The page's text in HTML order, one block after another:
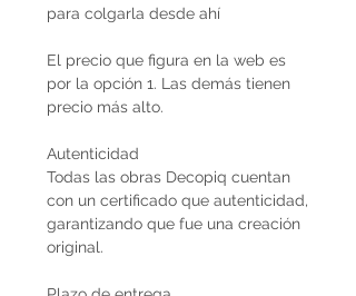
para colgarla desde ahí
El precio que figura en la web es
por la opción 1. Las demás tienen
precio más alto.
Autenticidad
Todas las obras Decopiq cuentan
con un certificado que autenticidad,
garantizando que fue una creación
original.